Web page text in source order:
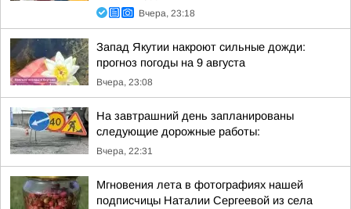
Вчера, 23:18
Запад Якутии накроют сильные дожди:
прогноз погоды на 9 августа
Вчера, 23:08
На завтрашний день запланированы
следующие дорожные работы:
Вчера, 22:31
Мгновения лета в фотографиях нашей
подписчицы Наталии Сергеевой из села